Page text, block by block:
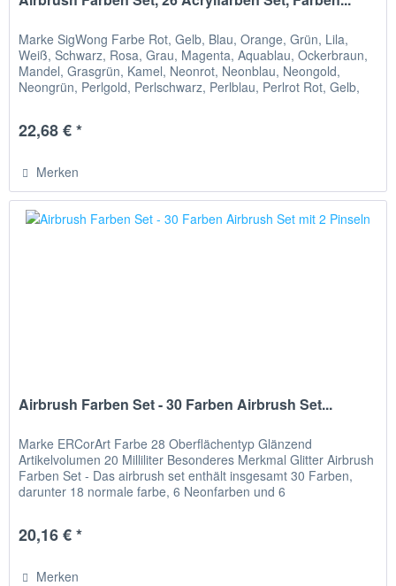
Marke SigWong Farbe Rot, Gelb, Blau, Orange, Grün, Lila,
Weiß, Schwarz, Rosa, Grau, Magenta, Aquablau, Ockerbraun,
Mandel, Grasgrün, Kamel, Neonrot, Neonblau, Neongold,
Neongrün, Perlgold, Perlschwarz, Perlblau, Perlrot Rot, Gelb,
22,68 € *
Merken
Airbrush Farben Set - 30 Farben Airbrush Set...
Marke ERCorArt Farbe 28 Oberflächentyp Glänzend
Artikelvolumen 20 Milliliter Besonderes Merkmal Glitter Airbrush
Farben Set - Das airbrush set enthält insgesamt 30 Farben,
darunter 18 normale farbe, 6 Neonfarben und 6
20,16 € *
Merken